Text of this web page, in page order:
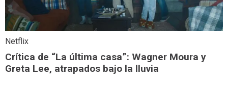
Netflix
Crítica de “La última casa”: Wagner Moura y
Greta Lee, atrapados bajo la lluvia